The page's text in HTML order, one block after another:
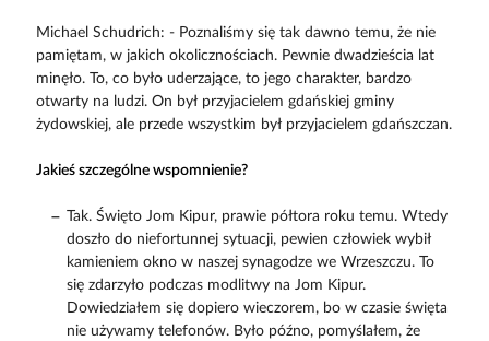
Michael Schudrich: - Poznaliśmy się tak dawno temu, że nie
pamiętam, w jakich okolicznościach. Pewnie dwadzieścia lat
minęło. To, co było uderzające, to jego charakter, bardzo
otwarty na ludzi. On był przyjacielem gdańskiej gminy
żydowskiej, ale przede wszystkim był przyjacielem gdańszczan.
Jakieś szczególne wspomnienie?
Tak. Święto Jom Kipur, prawie półtora roku temu. Wtedy
doszło do niefortunnej sytuacji, pewien człowiek wybił
kamieniem okno w naszej synagodze we Wrzeszczu. To
się zdarzyło podczas modlitwy na Jom Kipur.
Dowiedziałem się dopiero wieczorem, bo w czasie święta
nie używamy telefonów. Było późno, pomyślałem, że